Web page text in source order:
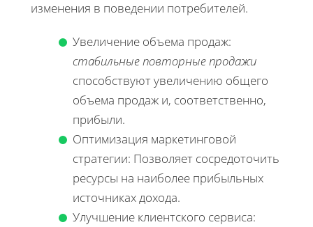
изменения в поведении потребителей.
Увеличение объема продаж:
стабильные повторные продажи
способствуют увеличению общего
объема продаж и, соответственно,
прибыли.
Оптимизация маркетинговой
стратегии: Позволяет сосредоточить
ресурсы на наиболее прибыльных
источниках дохода.
Улучшение клиентского сервиса: